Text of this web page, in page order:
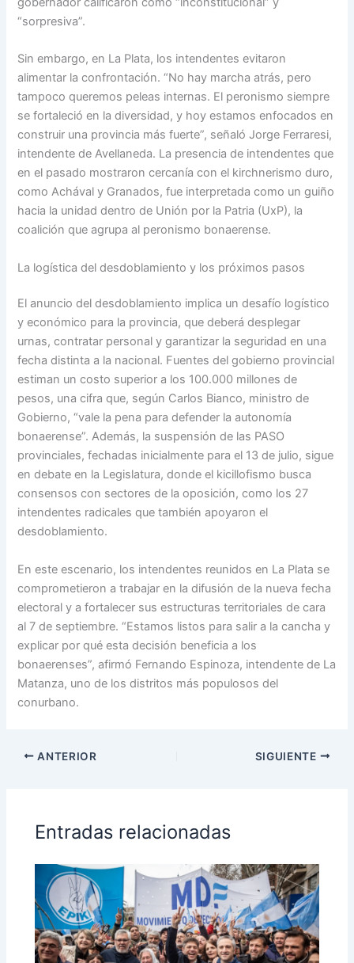
“sorpresiva”.
Sin embargo, en La Plata, los intendentes evitaron
alimentar la confrontación. “No hay marcha atrás, pero
tampoco queremos peleas internas. El peronismo siempre
se fortaleció en la diversidad, y hoy estamos enfocados en
construir una provincia más fuerte”, señaló Jorge Ferraresi,
intendente de Avellaneda. La presencia de intendentes que
en el pasado mostraron cercanía con el kirchnerismo duro,
como Achával y Granados, fue interpretada como un guiño
hacia la unidad dentro de Unión por la Patria (UxP), la
coalición que agrupa al peronismo bonaerense.
La logística del desdoblamiento y los próximos pasos
El anuncio del desdoblamiento implica un desafío logístico
y económico para la provincia, que deberá desplegar
urnas, contratar personal y garantizar la seguridad en una
fecha distinta a la nacional. Fuentes del gobierno provincial
estiman un costo superior a los 100.000 millones de
pesos, una cifra que, según Carlos Bianco, ministro de
Gobierno, “vale la pena para defender la autonomía
bonaerense”. Además, la suspensión de las PASO
provinciales, fechadas inicialmente para el 13 de julio, sigue
en debate en la Legislatura, donde el kicillofismo busca
consensos con sectores de la oposición, como los 27
intendentes radicales que también apoyaron el
desdoblamiento.
En este escenario, los intendentes reunidos en La Plata se
comprometieron a trabajar en la difusión de la nueva fecha
electoral y a fortalecer sus estructuras territoriales de cara
al 7 de septiembre. “Estamos listos para salir a la cancha y
explicar por qué esta decisión beneficia a los
bonaerenses”, afirmó Fernando Espinoza, intendente de La
Matanza, uno de los distritos más populosos del
conurbano.
ANTERIOR SIGUIENTE
Entradas relacionadas